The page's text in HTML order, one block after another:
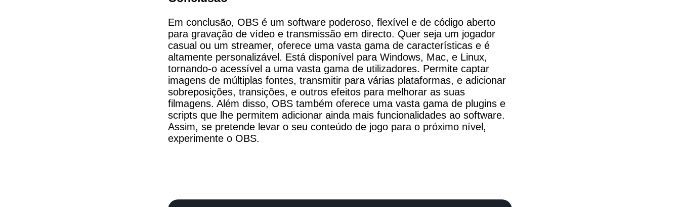
Em conclusão, OBS é um software poderoso, flexível e de código aberto
para gravação de vídeo e transmissão em directo. Quer seja um jogador
casual ou um streamer, oferece uma vasta gama de características e é
altamente personalizável. Está disponível para Windows, Mac, e Linux,
tornando-o acessível a uma vasta gama de utilizadores. Permite captar
imagens de múltiplas fontes, transmitir para várias plataformas, e adicionar
sobreposições, transições, e outros efeitos para melhorar as suas
filmagens. Além disso, OBS também oferece uma vasta gama de plugins e
scripts que lhe permitem adicionar ainda mais funcionalidades ao software.
Assim, se pretende levar o seu conteúdo de jogo para o próximo nível,
experimente o OBS.